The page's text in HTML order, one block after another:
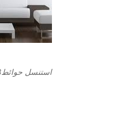
استنسل حوائط23